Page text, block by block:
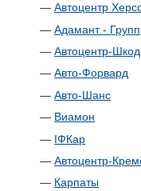
—Автоцентр
—Адамант - Групп
—Автоцентр-
—Авто-Форвард
—Авто-Шанс
— Виамон
— ІФКар
—Автоцентр-
— Карпаты